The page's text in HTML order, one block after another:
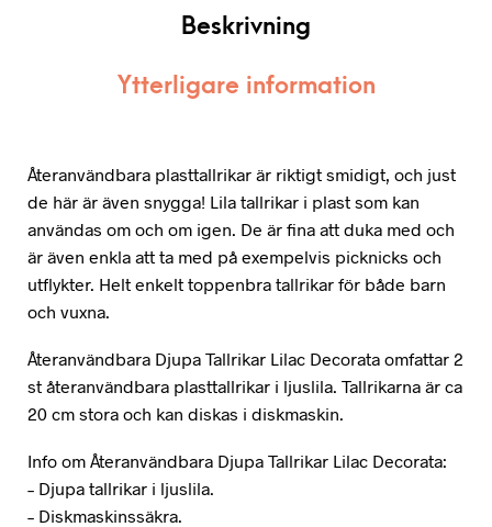
Beskrivning
Ytterligare information
Återanvändbara plasttallrikar är riktigt smidigt, och just
de här är även snygga! Lila tallrikar i plast som kan
användas om och om igen. De är fina att duka med och
är även enkla att ta med på exempelvis picknicks och
utflykter. Helt enkelt toppenbra tallrikar för både barn
och vuxna.
Återanvändbara Djupa Tallrikar Lilac Decorata omfattar 2
st återanvändbara plasttallrikar i ljuslila. Tallrikarna är ca
20 cm stora och kan diskas i diskmaskin.
Info om Återanvändbara Djupa Tallrikar Lilac Decorata:
– Djupa tallrikar i ljuslila.
– Diskmaskinssäkra.